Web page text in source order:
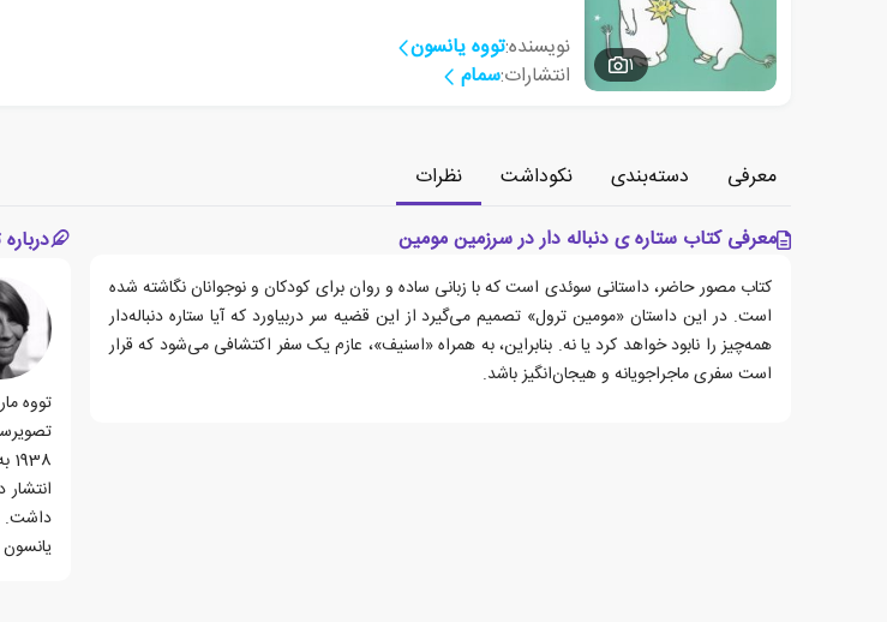
1
نویسنده:تووه یانسون
انتشارات:سمام
معرفی دسته‌بندی نکوداشت
نظرات
معرفی کتاب ستاره ی دنباله دار در سرزمین مومین
کتاب مصور حاضر، داستانی سوئدی است که با زبانی ساده و روان برای کودکان و نوجوانان نگاشته شده
است. در این داستان «مومین ترول» تصمیم می‌گیرد از این قضیه سر دربیاورد که آیا ستاره دنباله‌دار
همه‌چیز را نابود خواهد کرد یا نه. بنابراین، به همراه «اسنیف»، عازم یک سفر اکتشافی می‌شود که قرار
است سفری ماجراجویانه و هیجان‌انگیز باشد.
داشت.
یانسون